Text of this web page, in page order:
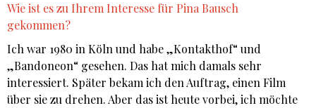
Wie ist es zu Ihrem Interesse für Pina Bausch
gekommen?
Ich war 1980 in Köln und habe „Kontakthof“ und
„Bandoneon“ gesehen. Das hat mich damals sehr
interessiert. Später bekam ich den Auftrag, einen Film
über sie zu drehen. Aber das ist heute vorbei, ich möchte